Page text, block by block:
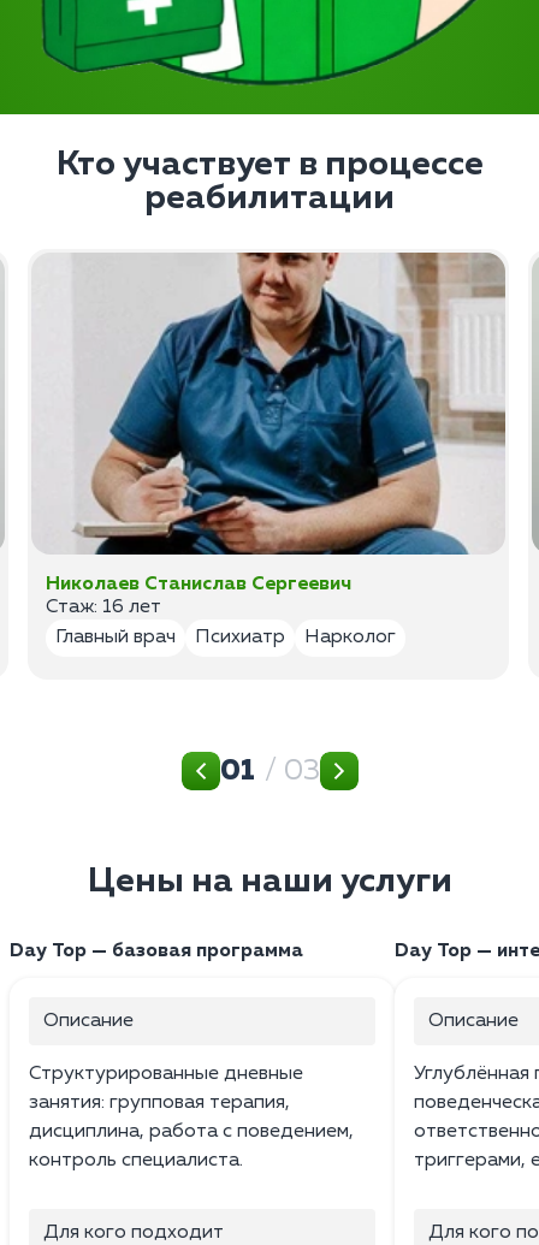
Кто участвует в процессе
реабилитации
Николаев Станислав Сергеевич
Стаж: 16 лет
Главный врач
Психиатр Нарколог
01 / 03
Цены на наши услуги
Day Top — базовая программа
Описание
Структурированные дневные
занятия: групповая терапия,
дисциплина, работа с поведением,
контроль специалиста.
Для кого подходит
Day Top —
Описание
Углублённая
триггерами,
Для кого